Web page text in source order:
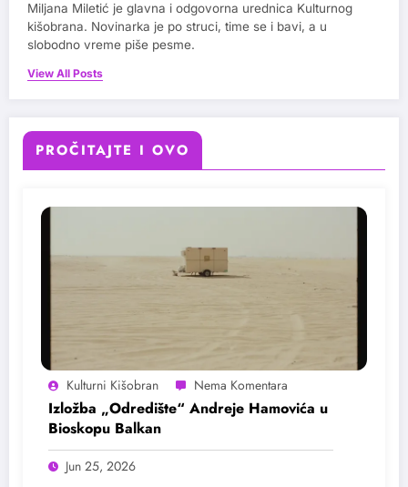
Miljana Miletić je glavna i odgovorna urednica Kulturnog
kišobrana. Novinarka je po struci, time se i bavi, a u
slobodno vreme piše pesme.
View All Posts
PROČITAJTE I OVO
Kulturni Kišobran
Izložba „Odredište“ Andreje Hamovića u
Bioskopu Balkan
Jun 25, 2026